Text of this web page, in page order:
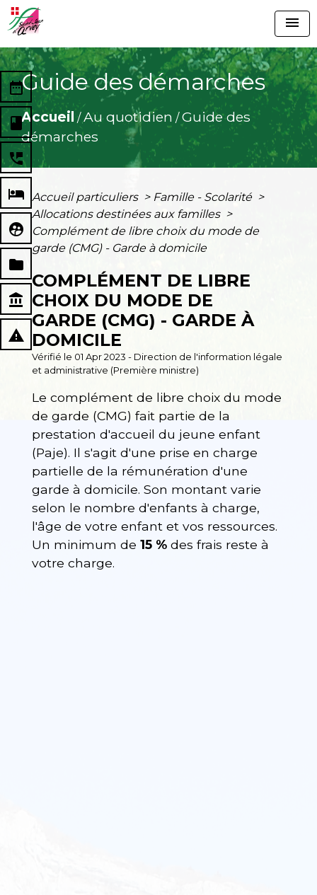
menu
Guide des démarches
Accueil /Au quotidien /Guide des
démarches
date_range
book
perm_phone_msg
local_hotel
supervised_user_circle
folder
account_balance
report_problem
Accueil particuliers > Famille - Scolarité >
Allocations destinées aux familles >
Complément de libre choix du mode de
garde (CMG) - Garde à domicile
COMPLÉMENT DE LIBRE
CHOIX DU MODE DE
GARDE (CMG) - GARDE À
DOMICILE
Vérifié le 01 Apr 2023 - Direction de l'information légale
et administrative (Première ministre)
Le complément de libre choix du mode
de garde (CMG) fait partie de la
prestation d'accueil du jeune enfant
(Paje). Il s'agit d'une prise en charge
partielle de la rémunération d'une
garde à domicile. Son montant varie
selon le nombre d'enfants à charge,
l'âge de votre enfant et vos ressources.
Un minimum de 15 % des frais reste à
votre charge.